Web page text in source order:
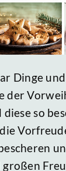
Dinge und
der
so